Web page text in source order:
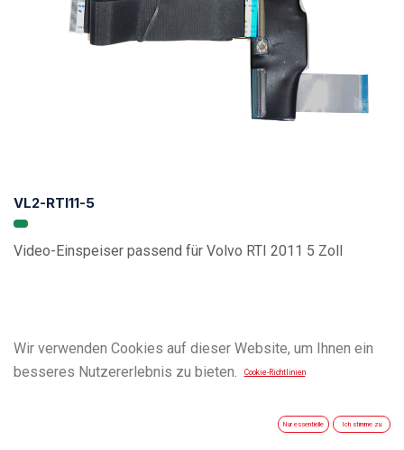
VL2-RTI11-5
Video-Einspeiser passend für Volvo RTI 2011 5 Zoll
Wir verwenden Cookies auf dieser Website, um Ihnen ein
besseres Nutzererlebnis zu bieten.
Cookie-Richtlinien
Nur essentielle Ich stimme zu